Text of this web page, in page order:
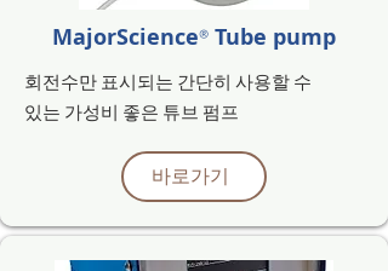
MajorScience® Tube pump
회전수만 표시되는 간단히 사용할 수
있는 가성비 좋은 튜브 펌프
바로가기